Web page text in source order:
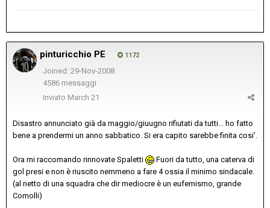
pinturicchio PE 1172
Joined: 29-Nov-2008
4586 messaggi
Inviato March 21
Disastro annunciato già da maggio/giuugno rifiutati da tutti... ho fatto
bene a prendermi un anno sabbatico. Si era capito sarebbe finita cosi'.
Ora mi raccomando rinnovate Spaletti
Fuori da tutto, una caterva di
gol presi e non è riuscito nemmeno a fare 4 ossia il minimo sindacale.
(al netto di una squadra che dir mediocre è un eufemismo, grande
Comolli)